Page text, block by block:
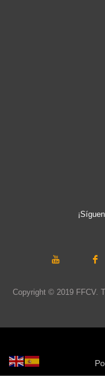
Copyright © 2019 FFCV.